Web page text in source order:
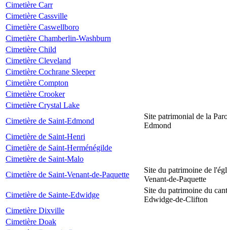
Cimetière Carr
Cimetière Cassville
Cimetière Caswellboro
Cimetière Chamberlin-Washburn
Cimetière Child
Cimetière Cleveland
Cimetière Cochrane Sleeper
Cimetière Compton
Cimetière Crooker
Cimetière Crystal Lake
Cimetière de Saint-Edmond
Site patrimonial de la
Edmond
Cimetière de Saint-Henri
Cimetière de Saint-Herménégilde
Cimetière de Saint-Malo
Cimetière de Saint-Venant-de-Paquette
Site du patrimoine de
Venant-de-Paquette
Cimetière de Sainte-Edwidge
Site du patrimoine du
Edwidge-de-Clifton
Cimetière Dixville
Cimetière Doak